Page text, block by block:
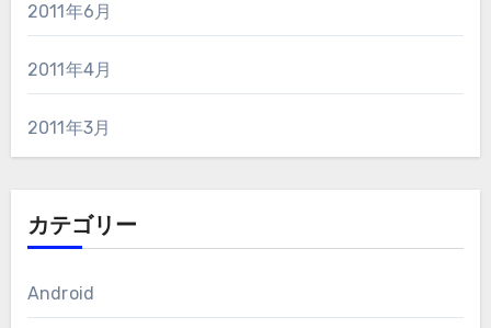
2011年6月
2011年4月
2011年3月
カテゴリー
Android